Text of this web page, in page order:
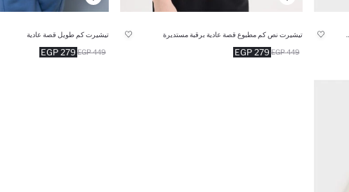
تيشيرت نص كم مطبوع قصة عادية برقبة مستديرة
279 EGP 449 EGP
تيشيرت كم طويل قصة عادية
279 EGP 449 EGP